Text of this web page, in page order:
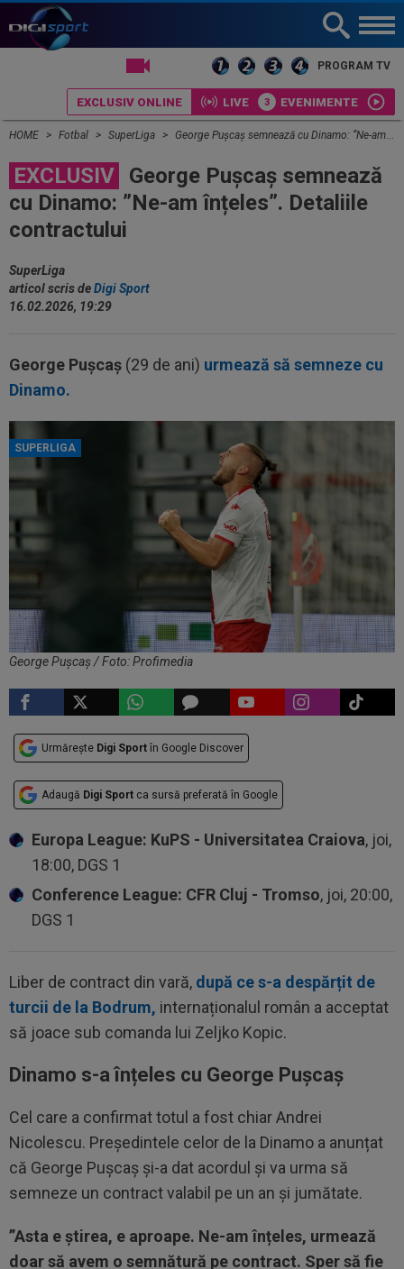
PROGRAM TV
EXCLUSIV ONLINE LIVE EVENIMENTE
HOME Fotbal SuperLiga George Pușcaș semnează cu Dinamo: ”Ne-am înțeles”. Detaliile contractului
EXCLUSIV
George Pușcaș semnează
cu Dinamo: ”Ne-am înțeles”. Detaliile
contractului
SuperLiga
articol scris deDigi Sport
16.02.2026, 19:29
George Pușcaș (29 de ani) urmează să semneze cu
Dinamo.
SUPERLIGA
George Pușcaș / Foto: Profimedia
Urmărește Digi Sport în Google Discover
Adaugă Digi Sport ca sursă preferată în Google
Europa League: KuPS - Universitatea Craiova, joi,
18:00, DGS 1
Conference League: CFR Cluj - Tromso, joi, 20:00,
DGS 1
Liber de contract din vară, după ce s-a despărțit de
turcii de la Bodrum, internaționalul român a acceptat
să joace sub comanda lui Zeljko Kopic.
Dinamo s-a înțeles cu George Pușcaș
Cel care a confirmat totul a fost chiar Andrei
Nicolescu. Președintele celor de la Dinamo a anunțat
că George Pușcaș și-a dat acordul și va urma să
semneze un contract valabil pe un an și jumătate.
”Asta e știrea, e aproape. Ne-am înțeles, urmează
doar să avem o semnătură pe contract. Sper să fie